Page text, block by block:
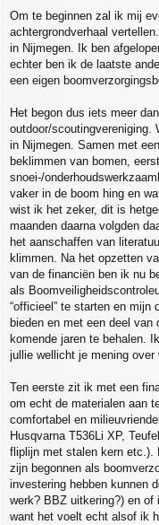
Om te beginnen zal ik mij
achtergrondverhaal
in Nijmegen. Ik ben
echter ben ik de laatste
een eigen
Het begon dus iets meer
outdoor/scoutingvereniging.
in Nijmegen. Samen met
beklimmen van bomen,
snoei-/
vaker in de boom hing en
wist ik het zeker, dit is
maanden daarna volgden
het aanschaffen van
klimmen. Na het opzetten
van de financiën ben ik nu
als
“officieel” te starten en
bieden en met een deel
komende jaren te behalen.
jullie wellicht je mening over
Ten eerste zit ik met een
om echt de materialen aan
comfortabel en
Husqvarna T536Li XP,
fliplijn met stalen kern etc.).
zijn begonnen als
investering hebben kunnen
werk? BBZ uitkering?) en
want het voelt echt alsof ik